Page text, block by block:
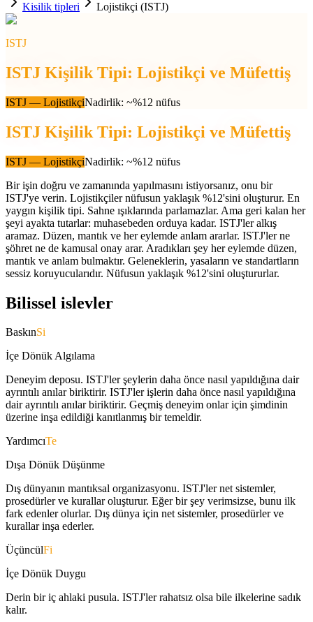
Kisilik tipleri
Lojistikçi (ISTJ)
ISTJ
ISTJ Kişilik Tipi: Lojistikçi ve Müfettiş
ISTJ — LojistikçiNadirlik: ~%12 nüfus
ISTJ Kişilik Tipi: Lojistikçi ve Müfettiş
ISTJ — LojistikçiNadirlik: ~%12 nüfus
Bir işin doğru ve zamanında yapılmasını istiyorsanız, onu bir
ISTJ'ye verin. Lojistikçiler nüfusun yaklaşık %12'sini oluşturur. En
yaygın kişilik tipi. Sahne ışıklarında parlamazlar. Ama geri kalan her
şeyi ayakta tutarlar: muhasebeden orduya kadar. ISTJ'ler alkış
aramaz. Düzen, mantık ve her eylemde anlam ararlar. ISTJ'ler ne
şöhret ne de kamusal onay arar. Aradıkları şey her eylemde düzen,
mantık ve anlam bulmaktır. Geleneklerin, yasaların ve standartların
sessiz koruyucularıdır. Nüfusun yaklaşık %12'sini oluştururlar.
Bilissel islevler
BaskınSi
İçe Dönük Algılama
Deneyim deposu. ISTJ'ler şeylerin daha önce nasıl yapıldığına dair
ayrıntılı anılar biriktirir. ISTJ'ler işlerin daha önce nasıl yapıldığına
dair ayrıntılı anılar biriktirir. Geçmiş deneyim onlar için şimdinin
üzerine inşa edildiği kanıtlanmış bir temeldir.
YardımcıTe
Dışa Dönük Düşünme
Dış dünyanın mantıksal organizasyonu. ISTJ'ler net sistemler,
prosedürler ve kurallar oluşturur. Eğer bir şey verimsizse, bunu ilk
fark edenler olurlar. Dış dünya için net sistemler, prosedürler ve
kurallar inşa ederler.
ÜçüncülFi
İçe Dönük Duygu
Derin bir iç ahlaki pusula. ISTJ'ler rahatsız olsa bile ilkelerine sadık
kalır.